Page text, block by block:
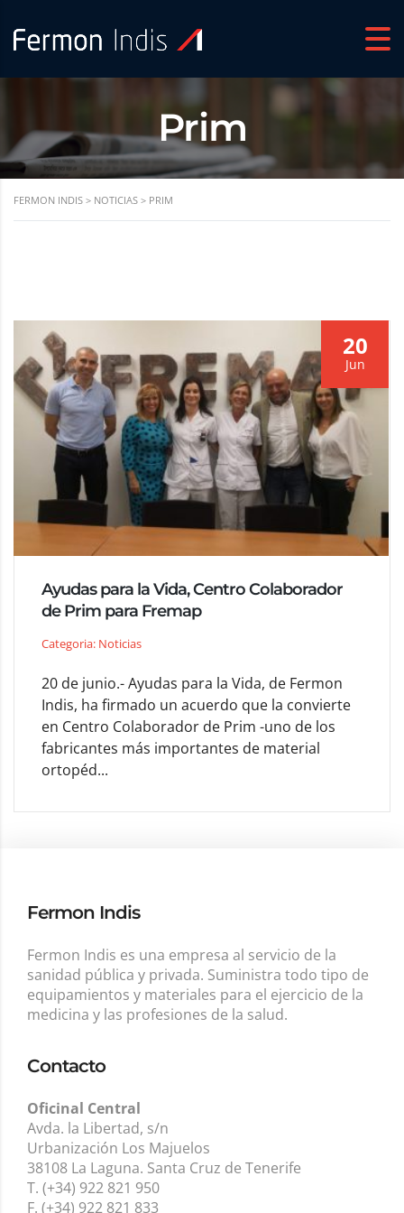
Prim
FERMON INDIS > NOTICIAS > PRIM
20
Jun
Ayudas para la Vida, Centro Colaborador
de Prim para Fremap
Categoria: Noticias
20 de junio.- Ayudas para la Vida, de Fermon
Indis, ha firmado un acuerdo que la convierte
en Centro Colaborador de Prim -uno de los
fabricantes más importantes de material
ortopéd...
Fermon Indis
Fermon Indis es una empresa al servicio de la
sanidad pública y privada. Suministra todo tipo de
equipamientos y materiales para el ejercicio de la
medicina y las profesiones de la salud.
Contacto
Oficinal Central
Avda. la Libertad, s/n
Urbanización Los Majuelos
38108 La Laguna. Santa Cruz de Tenerife
T. (+34) 922 821 950
F. (+34) 922 821 833